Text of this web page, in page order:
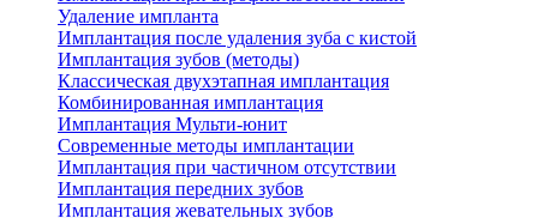
Удаление импланта
Имплантация после удаления зуба с кистой
Имплантация зубов (методы)
Классическая двухэтапная имплантация
Комбинированная имплантация
Имплантация Мульти-юнит
Современные методы имплантации
Имплантация при частичном отсутствии
Имплантация передних зубов
Имплантация жевательных зубов